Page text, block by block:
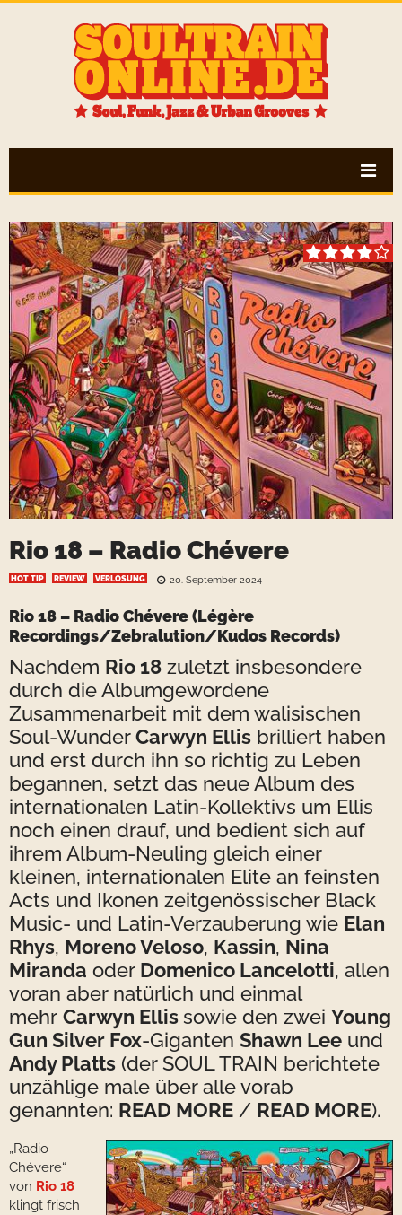
Rio 18 – Radio Chévere
HOT TIP REVIEW VERLOSUNG 20. September 2024
Rio 18 – Radio Chévere(Légère
Recordings/Zebralution/Kudos Records)
Nachdem Rio 18 zuletzt insbesondere
durch die Albumgewordene
Zusammenarbeit mit dem walisischen
Soul-WunderCarwyn Ellis brilliert haben
und erst durch ihn so richtig zu Leben
begannen, setzt das neue Album des
internationalen Latin-Kollektivs um Ellis
noch einen drauf, und bedient sich auf
ihrem Album-Neuling gleich einer
kleinen, internationalen Elite an feinsten
Acts und Ikonen zeitgenössischer Black
Music- und Latin-Verzauberung wie Elan
Rhys, Moreno Veloso, Kassin, Nina
Miranda oder Domenico Lancelotti, allen
voran aber natürlich und einmal
mehr Carwyn Ellis sowie den zwei Young
Gun Silver Fox-Giganten Shawn Lee und
Andy Platts (der SOUL TRAIN berichtete
unzählige male über alle vorab
genannten: READ MORE / READ MORE).
„Radio
Chévere“
von Rio 18
klingt frisch